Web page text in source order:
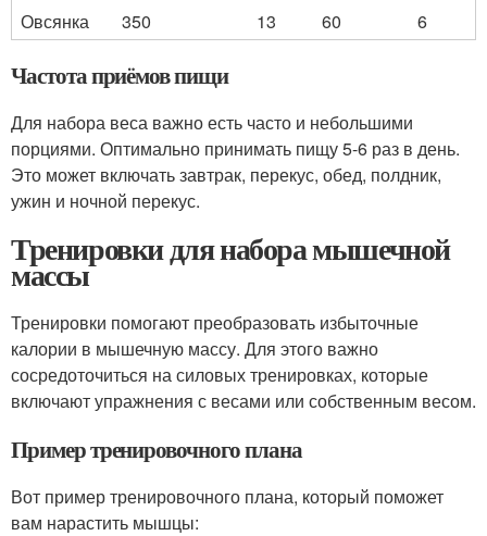
Овсянка
350 13 60 6
Частота приёмов пищи
Для набора веса важно есть часто и небольшими
порциями. Оптимально принимать пищу 5-6 раз в день.
Это может включать завтрак, перекус, обед, полдник,
ужин и ночной перекус.
Тренировки для набора мышечной
массы
Тренировки помогают преобразовать избыточные
калории в мышечную массу. Для этого важно
сосредоточиться на силовых тренировках, которые
включают упражнения с весами или собственным весом.
Пример тренировочного плана
Вот пример тренировочного плана, который поможет
вам нарастить мышцы: